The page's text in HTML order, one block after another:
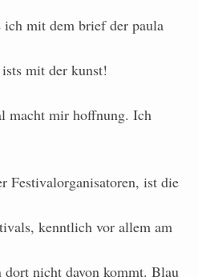
ich mit dem brief der paula
mit der kunst!
macht mir hoffnung. Ich
Festivalorganisatoren, ist die
kenntlich vor allem am
dort nicht davon kommt. Blau